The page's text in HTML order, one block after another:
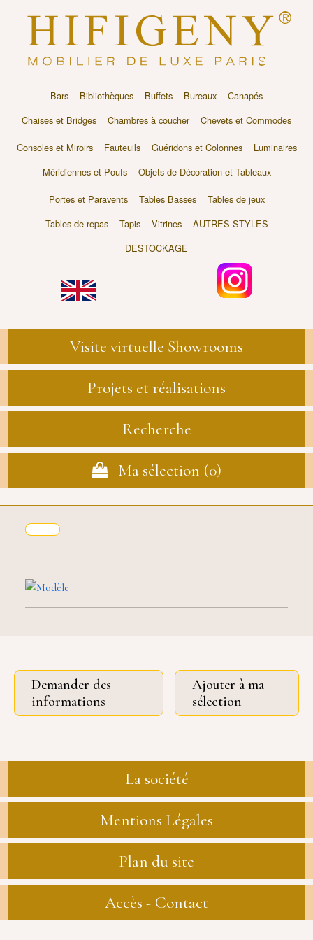
Bars Bibliothèques Buffets Bureaux
Canapés
Chaises et Bridges
Chambres à coucher Chevets et Commodes
Consoles et Miroirs Fauteuils Guéridons et Colonnes
Luminaires
Méridiennes et Poufs
Objets de Décoration et Tableaux
Portes et Paravents Tables Basses
Tables de jeux
Tables de repas
Tapis Vitrines
AUTRES STYLES
DESTOCKAGE
Visite virtuelle Showrooms
Projets et réalisations
Recherche
Ma sélection (0)
Demander des
informations
Ajouter à ma
sélection
La société
Mentions Légales
Plan du site
Accès - Contact